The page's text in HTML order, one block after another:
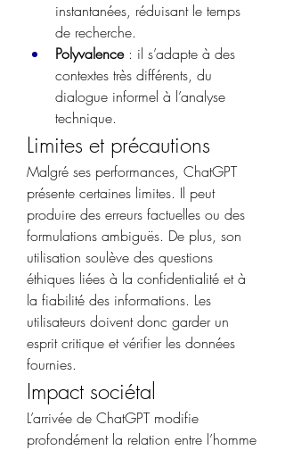
instantanées, réduisant le temps
de recherche.
Polyvalence : il s’adapte à des
contextes très différents, du
dialogue informel à l’analyse
technique.
Limites et précautions
Malgré ses performances, ChatGPT
présente certaines limites. Il peut
produire des erreurs factuelles ou des
formulations ambiguës. De plus, son
utilisation soulève des questions
éthiques liées à la confidentialité et à
la fiabilité des informations. Les
utilisateurs doivent donc garder un
esprit critique et vérifier les données
fournies.
Impact sociétal
L’arrivée de ChatGPT modifie
profondément la relation entre l’homme